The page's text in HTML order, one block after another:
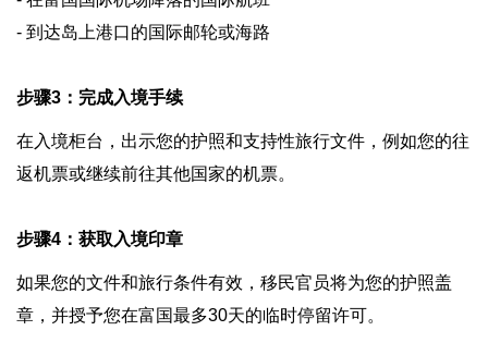
- 到达岛上港口的国际邮轮或海路
步骤3：完成入境手续
在入境柜台，出示您的护照和支持性旅行文件，例如您的往
返机票或继续前往其他国家的机票。
步骤4：获取入境印章
如果您的文件和旅行条件有效，移民官员将为您的护照盖
章，并授予您在富国最多30天的临时停留许可。